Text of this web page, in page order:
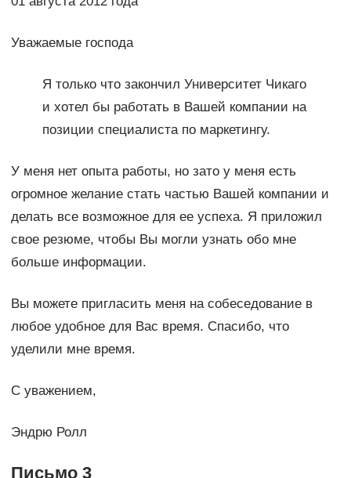
Уважаемые господа
Я только что закончил Университет Чикаго
и хотел бы работать в Вашей компании на
позиции специалиста по маркетингу.
У меня нет опыта работы, но зато у меня есть
огромное желание стать частью Вашей компании и
делать все возможное для ее успеха. Я приложил
свое резюме, чтобы Вы могли узнать обо мне
больше информации.
Вы можете пригласить меня на собеседование в
любое удобное для Вас время. Спасибо, что
уделили мне время.
С уважением,
Эндрю Ролл
Письмо 3